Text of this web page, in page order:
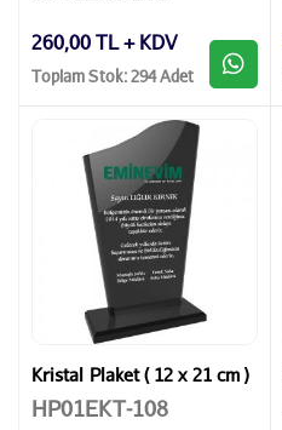
260,00 TL + KDV
Toplam Stok: 294 Adet
Kristal Plaket ( 12 x 21 cm )
HP01EKT-108